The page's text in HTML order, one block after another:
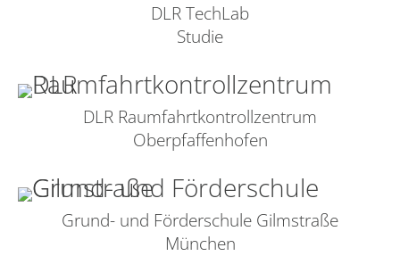
DLR TechLab
Studie
DLR Raumfahrtkontrollzentrum
Oberpfaffenhofen
Grund- und Förderschule Gilmstraße
München